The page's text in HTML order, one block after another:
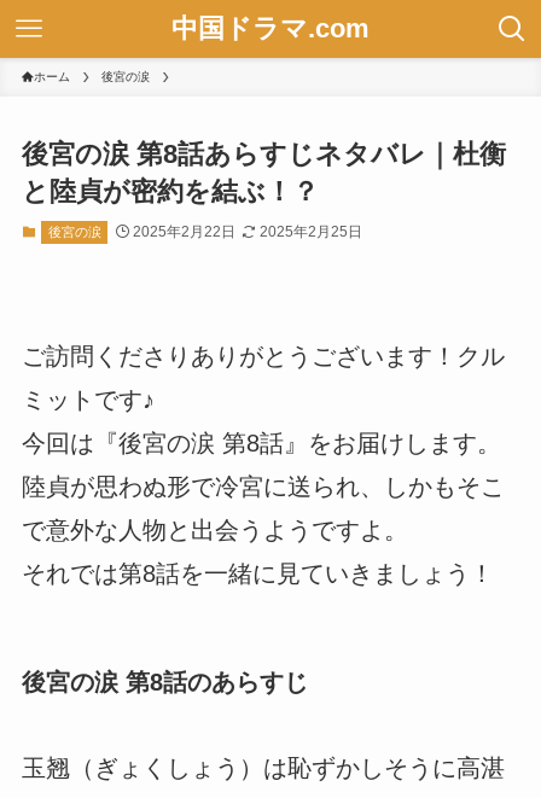
中国ドラマ.com
ホーム 後宮の涙
後宮の涙 第8話あらすじネタバレ｜杜衡
と陸貞が密約を結ぶ！？
後宮の涙 2025年2月22日 2025年2月25日
ご訪問くださりありがとうございます！クル
ミットです♪
今回は『後宮の涙 第8話』をお届けします。
陸貞が思わぬ形で冷宮に送られ、しかもそこ
で意外な人物と出会うようですよ。
それでは第8話を一緒に見ていきましょう！
後宮の涙 第8話のあらすじ
玉翘（ぎょくしょう）は恥ずかしそうに高湛